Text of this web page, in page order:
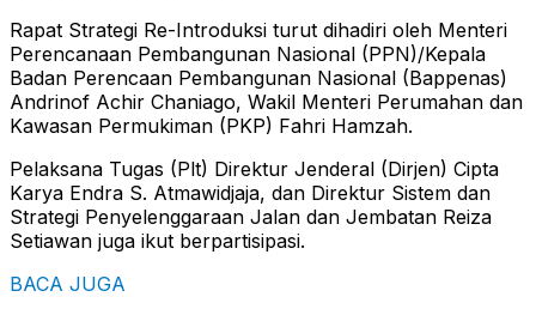
Rapat Strategi Re-Introduksi turut dihadiri oleh Menteri
Perencanaan Pembangunan Nasional (PPN)/Kepala
Badan Perencaan Pembangunan Nasional (Bappenas)
Andrinof Achir Chaniago, Wakil Menteri Perumahan dan
Kawasan Permukiman (PKP) Fahri Hamzah.
Pelaksana Tugas (Plt) Direktur Jenderal (Dirjen) Cipta
Karya Endra S. Atmawidjaja, dan Direktur Sistem dan
Strategi Penyelenggaraan Jalan dan Jembatan Reiza
Setiawan juga ikut berpartisipasi.
BACA JUGA